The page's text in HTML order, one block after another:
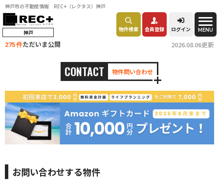
神戸市の不動産情報 REC+（レクタス）神戸
神戸 物件検索 会員登録 ログイン MENU
275 件ただいま公開 2026.08.06更新
CONTACT 物件問い合わせ
お問い合わせする物件